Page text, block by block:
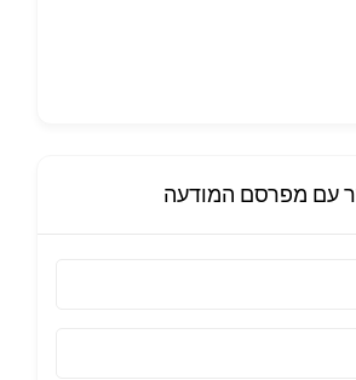
עם מפרסם המודעה